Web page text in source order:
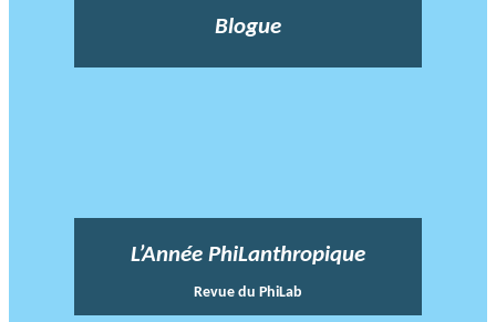
Blogue
L’Année PhiLanthropique
Revue du PhiLab